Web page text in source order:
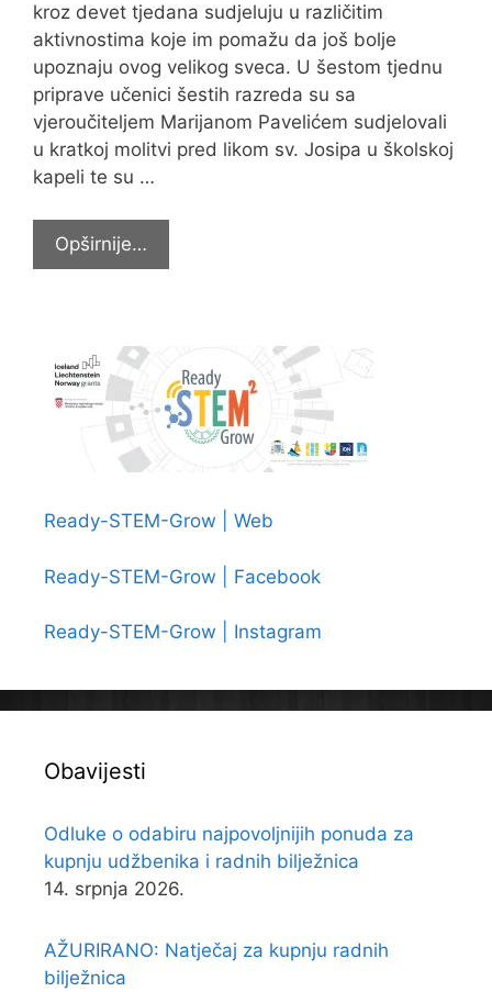
kroz devet tjedana sudjeluju u različitim
aktivnostima koje im pomažu da još bolje
upoznaju ovog velikog sveca. U šestom tjednu
priprave učenici šestih razreda su sa
vjeroučiteljem Marijanom Pavelićem sudjelovali
u kratkoj molitvi pred likom sv. Josipa u školskoj
kapeli te su …
Opširnije…
tjedan
Josipu
Katoličkoj
osnovnoj
školi
Ready-STEM-Grow | Web
Ready-STEM-Grow | Facebook
Ready-STEM-Grow | Instagram
Obavijesti
Odluke o odabiru najpovoljnijih ponuda za
kupnju udžbenika i radnih bilježnica
14. srpnja 2026.
AŽURIRANO: Natječaj za kupnju radnih
bilježnica